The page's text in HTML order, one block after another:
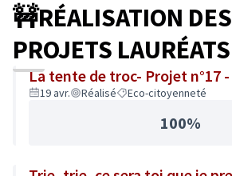
🚧RÉALISATION DES
PROJETS LAURÉATS
La tente de troc- Projet n°17 -
19 avr. Réalisé Eco-citoyenneté
100%